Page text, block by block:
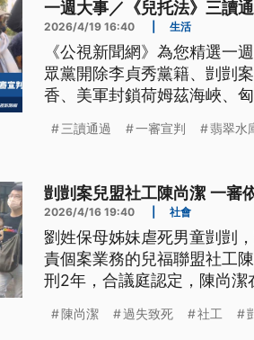
一週大事／《兒托法》三讀
2026/4/19 16:40 生活
《公視新聞網》為您精選一
眾黨開除李貞秀黨籍、剴剴
香、美軍封鎖荷姆茲海峽、
三讀通過 一審宣判 翡翠水
剴剴案兒盟社工陳尚潔 一審
2026/4/16 19:40 社會
劉姓保母姊妹虐死男童剴剴
責個案業務的兒福聯盟社工
刑2年，合議庭認定，陳尚潔
係。兒福聯盟則回應，對於
陳尚潔 過失致死 社工